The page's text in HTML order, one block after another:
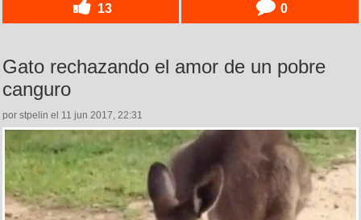
13 0
Gato rechazando el amor de un pobre
canguro
por stpelin el 11 jun 2017, 22:31